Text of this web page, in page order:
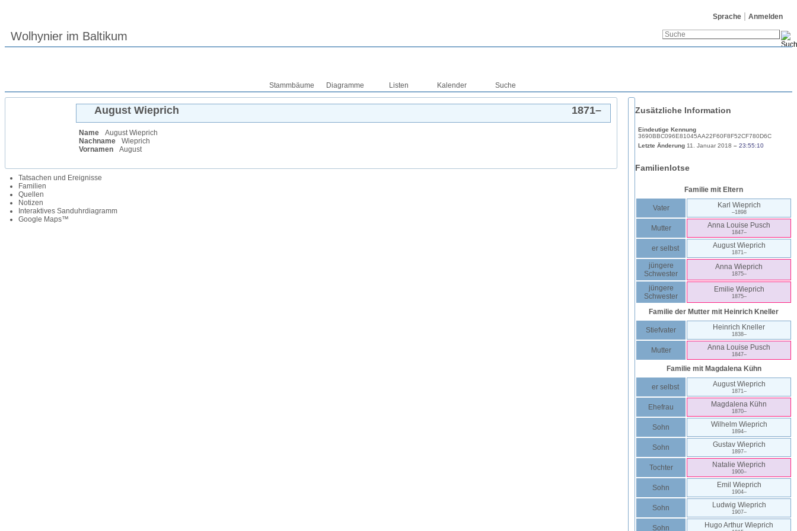
Sprache Anmelden
Wolhynier im Baltikum
Stammbäume Diagramme Listen Kalender Suche
August Wieprich 1871–
Name AugustWieprich
Nachname
Wieprich
Vornamen
August
Tatsachen und Ereignisse
Familien
Quellen
Notizen
Interaktives Sanduhrdiagramm
Google Maps™
Zusätzliche Information
Eindeutige Kennung
3690BBC096E81045AA22F60F8F52CF780D6C
Letzte Änderung 11. Januar 2018 – 23:55:10
Familienlotse
Familie mit Eltern
Vater Karl Wieprich
–1898
Mutter Anna Louise Pusch
1847–
er selbst AugustWieprich
1871–
jüngere
Schwester
Anna Wieprich
1875–
jüngere
Schwester
Emilie Wieprich
1875–
Familie der Mutter mit Heinrich Kneller
Stiefvater Heinrich Kneller
1838–
Mutter Anna Louise Pusch
1847–
Familie mit Magdalena Kühn
er selbst AugustWieprich
1871–
Ehefrau Magdalena Kühn
1870–
Sohn Wilhelm Wieprich
1894–
Sohn Gustav Wieprich
1897–
Tochter Natalie Wieprich
1900–
Sohn Emil Wieprich
1904–
Sohn Ludwig Wieprich
1907–
Sohn Hugo Arthur Wieprich